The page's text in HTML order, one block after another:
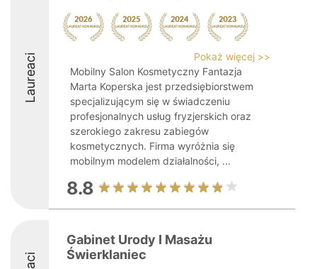
Laureaci
Pokaż więcej >>
Mobilny Salon Kosmetyczny Fantazja
Marta Koperska jest przedsiębiorstwem
specjalizującym się w świadczeniu
profesjonalnych usług fryzjerskich oraz
szerokiego zakresu zabiegów
kosmetycznych. Firma wyróżnia się
mobilnym modelem działalności, ...
8.8
Gabinet Urody I Masażu
Świerklaniec